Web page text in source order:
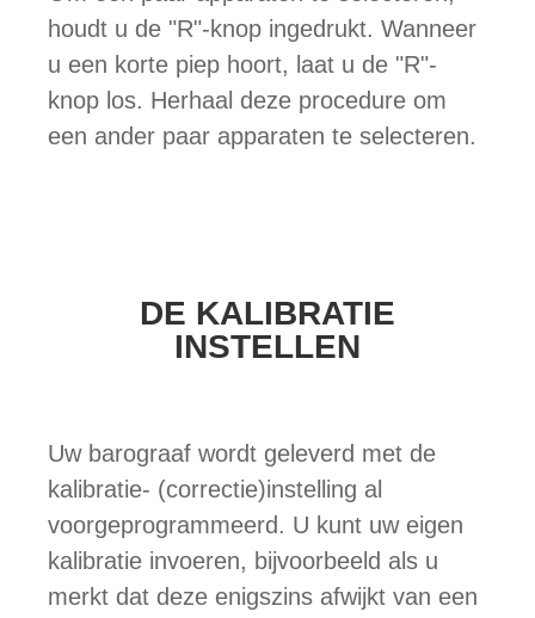
houdt u de "R"-knop ingedrukt. Wanneer
u een korte piep hoort, laat u de "R"-
knop los. Herhaal deze procedure om
een ​​ander paar apparaten te selecteren.
DE KALIBRATIE
INSTELLEN
Uw barograaf wordt geleverd met de
kalibratie- (correctie)instelling al
voorgeprogrammeerd. U kunt uw eigen
kalibratie invoeren, bijvoorbeeld als u
merkt dat deze enigszins afwijkt van een